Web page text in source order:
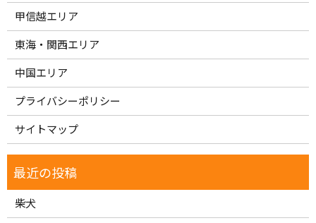
甲信越エリア
東海・関西エリア
中国エリア
プライバシーポリシー
サイトマップ
柴犬